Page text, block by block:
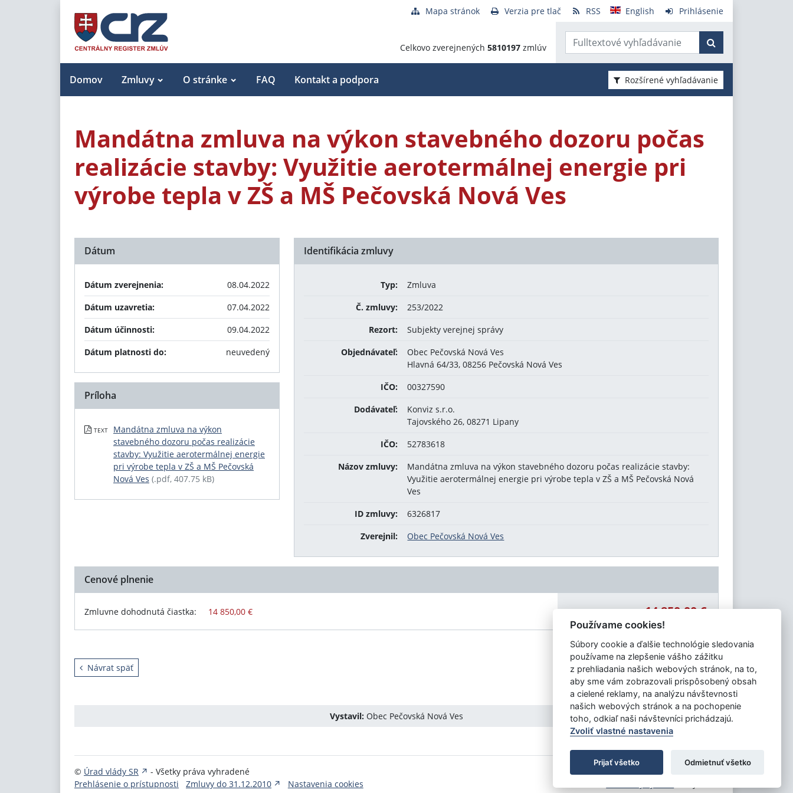
Mapa stránok Verzia pre tlač RSS English Prihlásenie
Celkovo zverejnených 5810197 zmlúv
Domov Zmluvy O stránke FAQ Kontakt a podpora Rozšírené vyhľadávanie
Mandátna zmluva na výkon stavebného dozoru počas
realizácie stavby: Využitie aerotermálnej energie pri
výrobe tepla v ZŠ a MŠ Pečovská Nová Ves
Identifikácia zmluvy
Typ:
Zmluva
Č. zmluvy:
253/2022
Rezort:
Subjekty verejnej správy
Objednávateľ:
Obec Pečovská Nová Ves
Hlavná 64/33, 08256 Pečovská Nová Ves
IČO:
00327590
Dodávateľ:
Konviz s.r.o.
Tajovského 26, 08271 Lipany
IČO:
52783618
Názov zmluvy:
Mandátna zmluva na výkon stavebného dozoru počas realizácie stavby:
Využitie aerotermálnej energie pri výrobe tepla v ZŠ a MŠ Pečovská Nová
Ves
ID zmluvy:
6326817
Zverejnil:
Obec Pečovská Nová Ves
Dátum
Dátum zverejnenia:
08.04.2022
Dátum uzavretia:
07.04.2022
Dátum účinnosti:
09.04.2022
Dátum platnosti do:
neuvedený
Príloha
TEXT
Mandátna zmluva na výkon
stavebného dozoru počas realizácie
stavby: Využitie aerotermálnej energie
pri výrobe tepla v ZŠ a MŠ Pečovská
Nová Ves (.pdf, 407.75 kB)
Cenové plnenie
Zmluvne dohodnutá čiastka: 14 850,00 € Celková čiastka: 14 850,00 €
Návrat späť
Vystavil: Obec Pečovská Nová Ves
© Úrad vlády SR
- Všetky práva vyhradené
Prehlásenie o prístupnosti
Zmluvy do 31.12.2010 Nastavenia cookies
: Aglo Solutions
Používame cookies!
Súbory cookie a ďalšie technológie sledovania
používame na zlepšenie vášho zážitku
z prehliadania našich webových stránok, na to,
aby sme vám zobrazovali prispôsobený obsah
a cielené reklamy, na analýzu návštevnosti
našich webových stránok a na pochopenie
toho, odkiaľ naši návštevníci prichádzajú.
Zvoliť vlastné nastavenia
Prijať všetko Odmietnuť všetko